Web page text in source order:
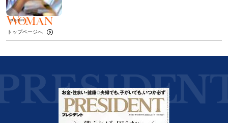
トップページへ